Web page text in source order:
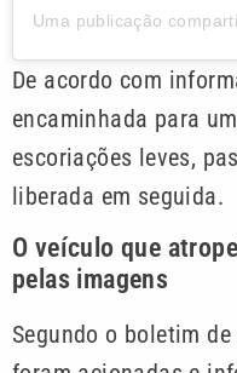
De acordo com
encaminhada para
escoriações leves,
liberada em seguida.
O veículo que
pelas imagens
Segundo o boletim